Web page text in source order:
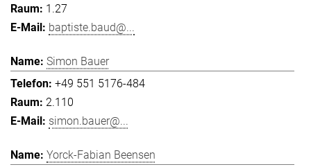
1.27
baptiste.baud@...
Simon Bauer
+49 551 5176-484
2.110
simon.bauer@...
Yorck-Fabian Beensen